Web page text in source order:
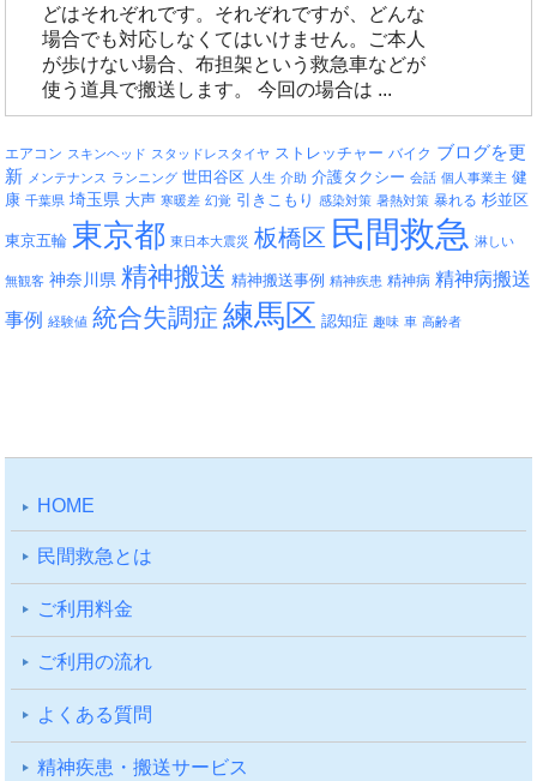
どはそれぞれです。それぞれですが、どんな
場合でも対応しなくてはいけません。ご本人
が歩けない場合、布担架という救急車などが
使う道具で搬送します。 今回の場合は ...
エアコン スキンヘッド スタッドレスタイヤ ストレッチャー バイク ブログを更
新 メンテナンス ランニング 世田谷区 人生 介助 介護タクシー 会話 個人事業主 健
康 千葉県 埼玉県 大声 寒暖差 幻覚 引きこもり 感染対策 暑熱対策 暴れる 杉並区
東京五輪 東京都 東日本大震災 板橋区 民間救急 淋しい
無観客 神奈川県 精神搬送 精神搬送事例 精神疾患 精神病 精神病搬送
事例
経験値 統合失調症 練馬区 認知症 趣味 車 高齢者
HOME
⺠間救急とは
ご利⽤料⾦
ご利⽤の流れ
よくある質問
精神疾患・搬送サービス